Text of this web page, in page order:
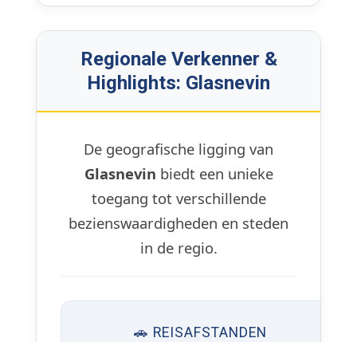
Regionale Verkenner &
Highlights: Glasnevin
De geografische ligging van
Glasnevin biedt een unieke
toegang tot verschillende
bezienswaardigheden en steden
in de regio.
🚗 REISAFSTANDEN